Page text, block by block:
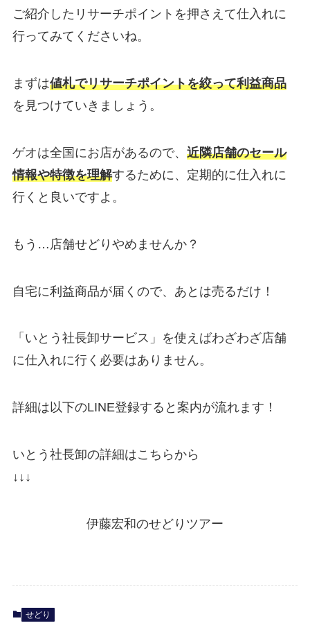
ご紹介したリサーチポイントを押さえて仕入れに
行ってみてくださいね。
まずは値札でリサーチポイントを絞って利益商品
を見つけていきましょう。
ゲオは全国にお店があるので、 近隣店舗のセール
情報や特徴を理解するために、定期的に仕入れに
行くと良いですよ。
もう…店舗せどりやめませんか？
自宅に利益商品が届くので、あとは売るだけ！
「いとう社長卸サービス」を使えばわざわざ店舗
に仕入れに行く必要はありません。
詳細は以下のLINE登録すると案内が流れます！
いとう社長卸の詳細はこちらから
↓↓↓
伊藤宏和のせどりツアー
せどり